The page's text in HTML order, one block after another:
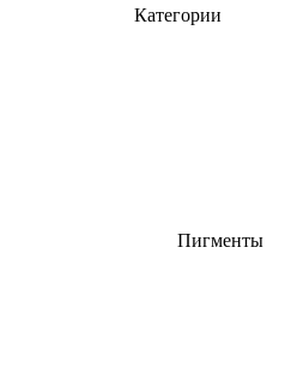
Категории
Пигменты